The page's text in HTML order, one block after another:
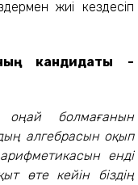
жиі кездесіп
кандидаты -
болмағанын
алгебрасын оқып
енді
өте кейін біздің